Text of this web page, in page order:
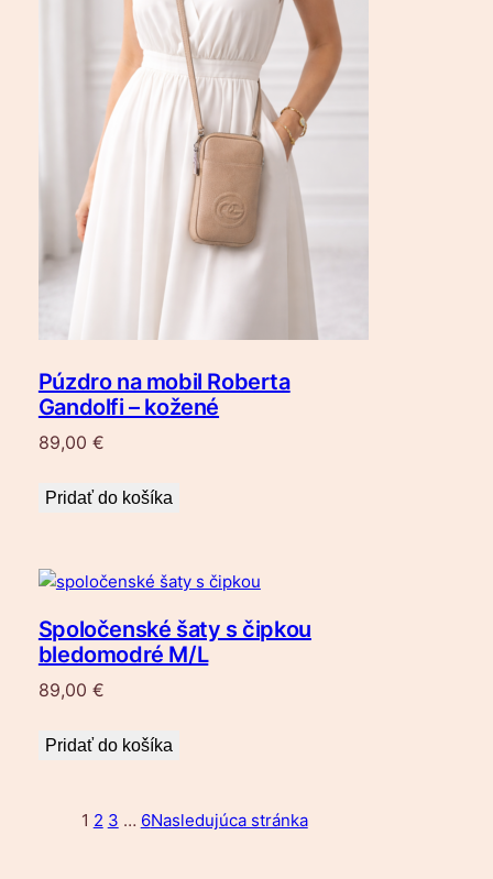
Púzdro na mobil Roberta
Gandolfi – kožené
89,00 €
Pridať do košíka
Spoločenské šaty s čipkou
bledomodré M/L
89,00 €
Pridať do košíka
1 2 3 … 6Nasledujúca stránka